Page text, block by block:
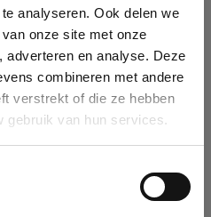
analyseren. Ook delen we
onze site met onze
adverteren en analyse. Deze
combineren met andere
verstrekt of die ze hebben
gebruik van hun services.
details
database by name, VAT or
selected it will auto-complete the
in our database, you can create